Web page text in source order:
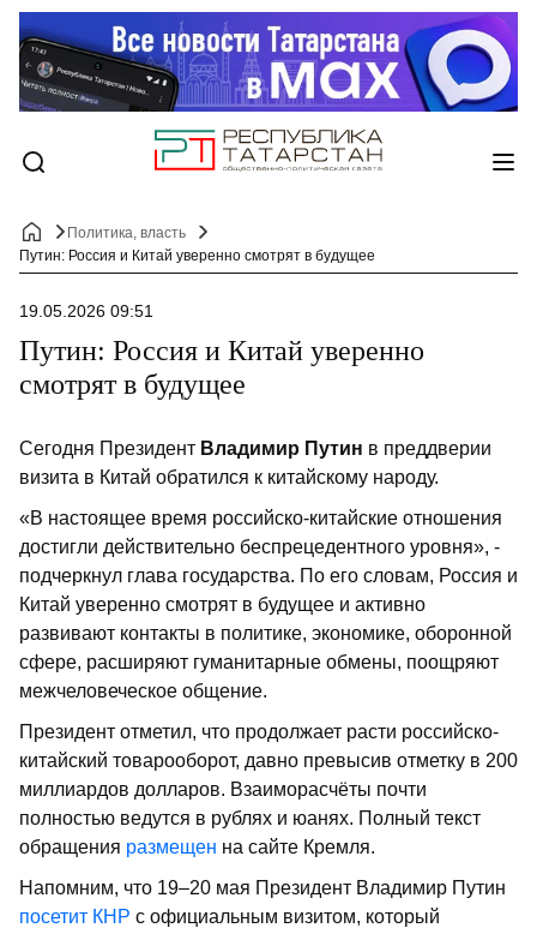
Политика, власть
Путин: Россия и Китай уверенно смотрят в будущее
19.05.2026 09:51
Путин: Россия и Китай уверенно
смотрят в будущее
Сегодня Президент Владимир Путин в преддверии
визита в Китай обратился к китайскому народу.
«В настоящее время российско-китайские отношения
достигли действительно беспрецедентного уровня», -
подчеркнул глава государства. По его словам, Россия и
Китай уверенно смотрят в будущее и активно
развивают контакты в политике, экономике, оборонной
сфере, расширяют гуманитарные обмены, поощряют
межчеловеческое общение.
Президент отметил, что продолжает расти российско-
китайский товарооборот, давно превысив отметку в 200
миллиардов долларов. Взаиморасчёты почти
полностью ведутся в рублях и юанях. Полный текст
обращения размещен на сайте Кремля.
Напомним, что 19–20 мая Президент Владимир Путин
посетит КНР с официальным визитом, который